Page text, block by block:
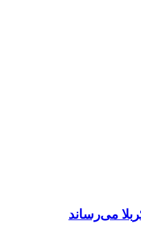
می‌رساند